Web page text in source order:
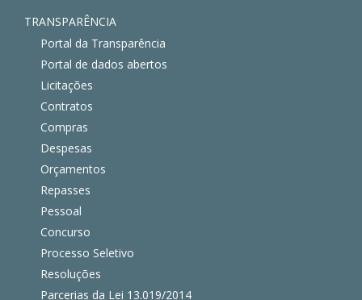
TRANSPARÊNCIA
Portal da Transparência
Portal de dados abertos
Licitações
Contratos
Compras
Despesas
Orçamentos
Repasses
Pessoal
Concurso
Processo Seletivo
Resoluções
Parcerias da Lei 13.019/2014